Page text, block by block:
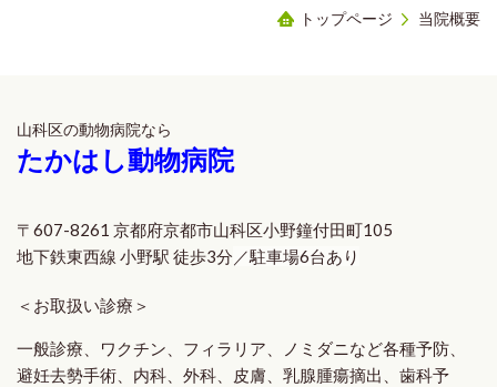
トップページ 当院概要
山科区の動物病院なら
たかはし動物病院
〒607-8261 京都府京都市山科区小野鐘付田町105
地下鉄東西線 小野駅 徒歩3分／駐車場6台あり
＜お取扱い診療＞
一般診療、ワクチン、フィラリア、ノミダニなど各種予防、
避妊去勢手術、内科、外科、皮膚、乳腺腫瘍摘出、歯科予